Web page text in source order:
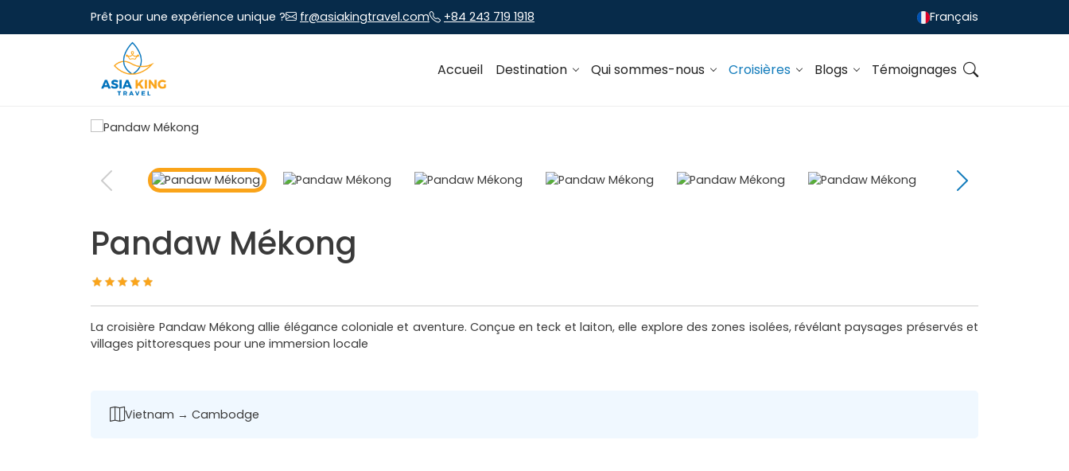
Prêt pour une expérience unique ? fr@asiakingtravel.com +84 243 719 1918 Français
Accueil Destination Qui sommes-nous Croisières Blogs Témoignages
Pandaw Mékong
La croisière Pandaw Mékong allie élégance coloniale et aventure. Conçue en teck et laiton, elle explore des zones isolées, révélant paysages préservés et
villages pittoresques pour une immersion locale
Vietnam → Cambodge